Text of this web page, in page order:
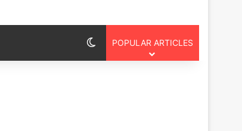
Switch skin
POPULAR ARTICLES